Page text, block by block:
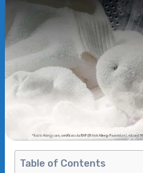
Table of Contents